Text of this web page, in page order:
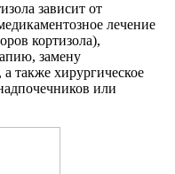
зависит от
лечение
кортизола),
замену
также хирургическое
или